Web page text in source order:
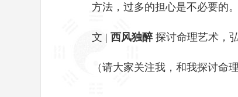
方法，过多的担心是不必要的
文 | 西风独醉探讨命理艺术，
（请大家关注我，和我探讨命理